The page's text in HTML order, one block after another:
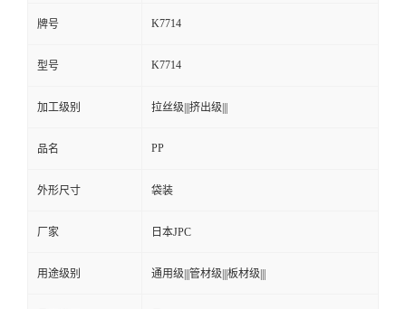
牌号 K7714
型号 K7714
加工级别 拉丝级|||挤出级|||
品名 PP
外形尺寸 袋装
厂家 日本JPC
用途级别 通用级|||管材级|||板材级|||